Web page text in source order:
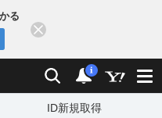
る
検索 通知
i
ID新規取得